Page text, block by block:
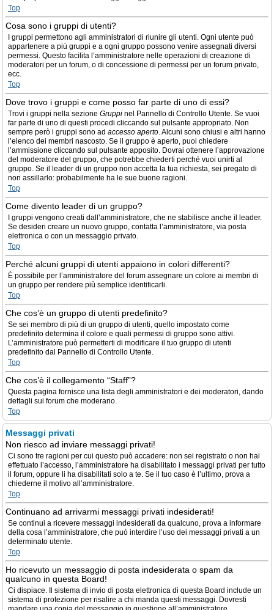
Top
Cosa sono i gruppi di utenti?
I gruppi permettono agli amministratori di riunire gli utenti. Ogni utente può
appartenere a più gruppi e a ogni gruppo possono venire assegnati diversi
permessi. Questo facilita l’amministratore nelle operazioni di creazione di
moderatori per un forum, o di concessione di permessi per un forum privato,
ecc.
Top
Dove trovo i gruppi e come posso far parte di uno di essi?
Trovi i gruppi nella sezione Gruppi nel Pannello di Controllo Utente. Se vuoi
far parte di uno di questi procedi cliccando sul pulsante appropriato. Non
sempre però i gruppi sono ad accesso aperto. Alcuni sono chiusi e altri hanno
l’elenco dei membri nascosto. Se il gruppo è aperto, puoi chiedere
l’ammissione cliccando sul pulsante apposito. Dovrai ottenere l’approvazione
del moderatore del gruppo, che potrebbe chiederti perché vuoi unirti al
gruppo. Se il leader di un gruppo non accetta la tua richiesta, sei pregato di
non assillarlo: probabilmente ha le sue buone ragioni.
Top
Come divento leader di un gruppo?
I gruppi vengono creati dall’amministratore, che ne stabilisce anche il leader.
Se desideri creare un nuovo gruppo, contatta l’amministratore, via posta
elettronica o con un messaggio privato.
Top
Perché alcuni gruppi di utenti appaiono in colori differenti?
È possibile per l’amministratore del forum assegnare un colore ai membri di
un gruppo per rendere più semplice identificarli.
Top
Che cos’è un gruppo di utenti predefinito?
Se sei membro di più di un gruppo di utenti, quello impostato come
predefinito determina il colore e quali permessi di gruppo sono attivi.
L’amministratore può permetterti di modificare il tuo gruppo di utenti
predefinito dal Pannello di Controllo Utente.
Top
Che cos’è il collegamento “Staff”?
Questa pagina fornisce una lista degli amministratori e dei moderatori, dando
dettagli sui forum che moderano.
Top
Messaggi privati
Non riesco ad inviare messaggi privati!
Ci sono tre ragioni per cui questo può accadere: non sei registrato o non hai
effettuato l’accesso, l’amministratore ha disabilitato i messaggi privati per tutto
il forum, oppure li ha disabilitati solo a te. Se il tuo caso è l’ultimo, prova a
chiederne il motivo all’amministratore.
Top
Continuano ad arrivarmi messaggi privati indesiderati!
Se continui a ricevere messaggi indesiderati da qualcuno, prova a informare
della cosa l’amministratore, che può interdire l’uso dei messaggi privati a un
determinato utente.
Top
Ho ricevuto un messaggio di posta indesiderata o spam da
qualcuno in questa Board!
Ci dispiace. Il sistema di invio di posta elettronica di questa Board include un
sistema di protezione per risalire a chi manda questi messaggi. Dovresti